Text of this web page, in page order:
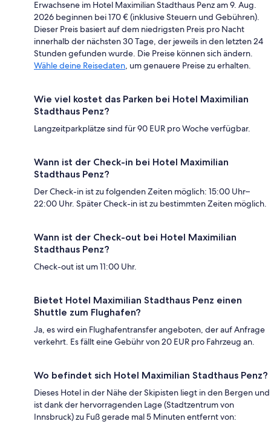
Erwachsene im Hotel Maximilian Stadthaus Penz am 9. Aug.
2026 beginnen bei 170 € (inklusive Steuern und Gebühren).
Dieser Preis basiert auf dem niedrigsten Preis pro Nacht
innerhalb der nächsten 30 Tage, der jeweils in den letzten 24
Stunden gefunden wurde. Die Preise können sich ändern.
Wähle deine Reisedaten, um genauere Preise zu erhalten.
Wie viel kostet das Parken bei Hotel Maximilian
Stadthaus Penz?
Langzeitparkplätze sind für 90 EUR pro Woche verfügbar.
Wann ist der Check-in bei Hotel Maximilian
Stadthaus Penz?
Der Check-in ist zu folgenden Zeiten möglich: 15:00 Uhr–
22:00 Uhr. Später Check-in ist zu bestimmten Zeiten möglich.
Wann ist der Check-out bei Hotel Maximilian
Stadthaus Penz?
Check-out ist um 11:00 Uhr.
Bietet Hotel Maximilian Stadthaus Penz einen
Shuttle zum Flughafen?
Ja, es wird ein Flughafentransfer angeboten, der auf Anfrage
verkehrt. Es fällt eine Gebühr von 20 EUR pro Fahrzeug an.
Wo befindet sich Hotel Maximilian Stadthaus Penz?
Dieses Hotel in der Nähe der Skipisten liegt in den Bergen und
ist dank der hervorragenden Lage (Stadtzentrum von
Innsbruck) zu Fuß gerade mal 5 Minuten entfernt von: